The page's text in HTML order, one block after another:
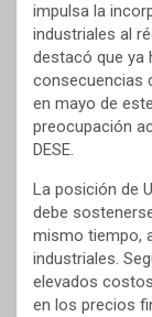
impulsa la
industriales al
destacó que ya
consecuencias
en mayo de
preocupación
DESE.
La posición de
debe
mismo tiempo,
industriales.
elevados
en los precios